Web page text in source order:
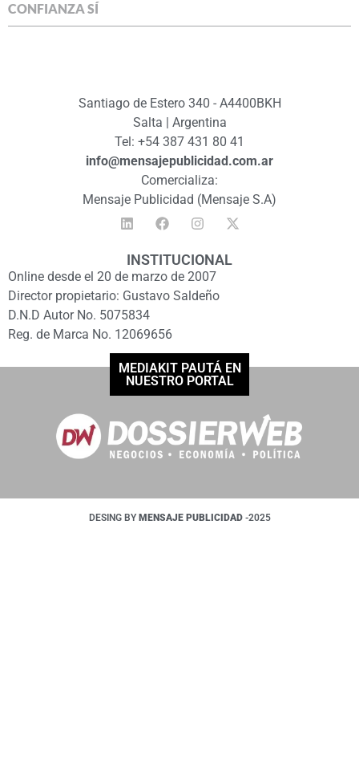
CONFIANZA SÍ
Santiago de Estero 340 - A4400BKH
Salta | Argentina
Tel: +54 387 431 80 41
info@mensajepublicidad.com.ar
Comercializa:
Mensaje Publicidad (Mensaje S.A)
INSTITUCIONAL
Online desde el 20 de marzo de 2007
Director propietario: Gustavo Saldeño
D.N.D Autor No. 5075834
Reg. de Marca No. 12069656
MEDIAKIT PAUTÁ EN
NUESTRO PORTAL
DESING BY MENSAJE PUBLICIDAD -2025